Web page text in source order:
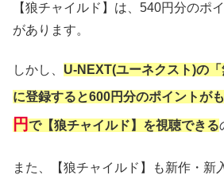
【狼チャイルド】は、540円分のポ
があります。
しかし、 U-NEXT(ユーネクスト)の「
に登録すると600円分のポイントがも
円で【狼チャイルド】を視聴できる
また、【狼チャイルド】も新作・新